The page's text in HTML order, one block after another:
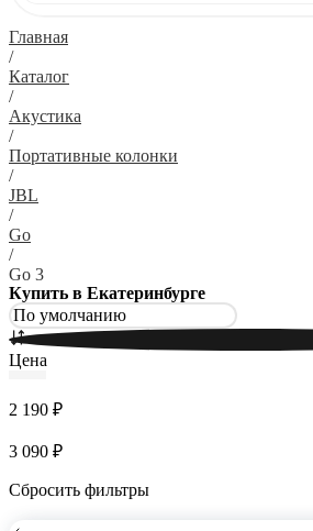
Главная
/
Каталог
/
Акустика
/
Портативные колонки
/
JBL
/
Go
/
Go 3
Купить в Екатеринбурге
Цена
2 190 ₽
3 090 ₽
Сбросить фильтры